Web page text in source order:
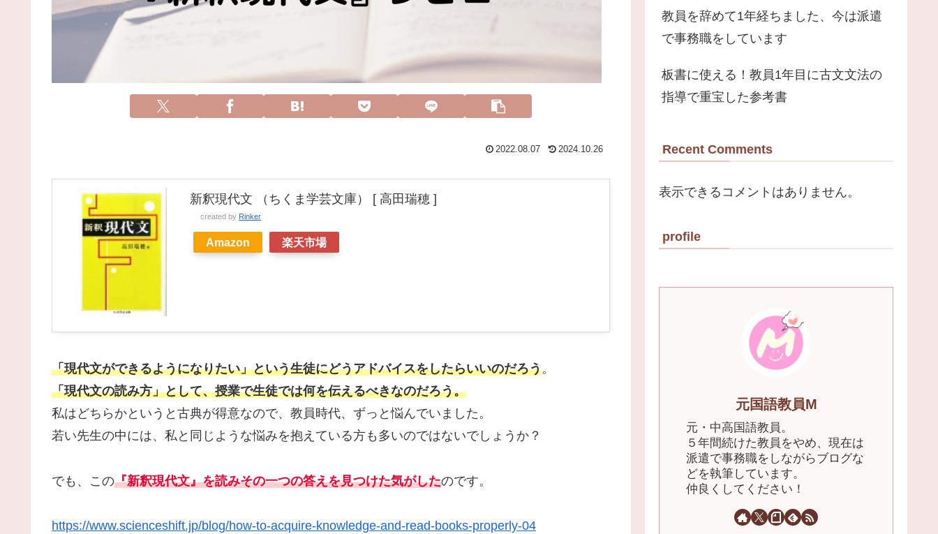
2022.08.07 2024.10.26
新釈現代文 （ちくま学芸文庫） [ 高田瑞穂 ]
created by Rinker
Amazon 楽天市場
「現代文ができるようになりたい」という生徒にどうアドバイスをしたらいいのだろう。
「現代文の読み方」として、授業で生徒では何を伝えるべきなのだろう。
私はどちらかというと古典が得意なので、教員時代、ずっと悩んでいました。
若い先生の中には、私と同じような悩みを抱えている方も多いのではないでしょうか？
でも、この『新釈現代文』を読みその一つの答えを見つけた気がしたのです。
https://www.scienceshift.jp/blog/how-to-acquire-knowledge-and-read-books-properly-04
教員を辞めて1年経ちました、今は派遣
で事務職をしています
板書に使える！教員1年目に古文文法の
指導で重宝した参考書
Recent Comments
表示できるコメントはありません。
profile
元国語教員M
元・中高国語教員。
５年間続けた教員をやめ、現在は
派遣で事務職をしながらブログな
どを執筆しています。
仲良くしてください！